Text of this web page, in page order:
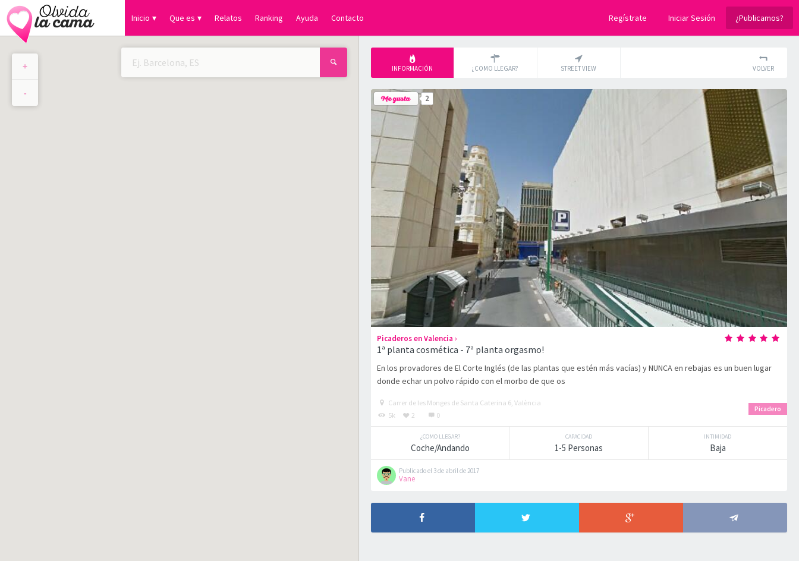
Inicio Que es Relatos Ranking Ayuda Contacto Regístrate Iniciar Sesión ¿Publicamos?
INFORMACIÓN ¿COMO LLEGAR? STREET VIEW VOLVER
2
Picaderos en Valencia ›
1ª planta cosmética - 7ª planta orgasmo!
En los provadores de El Corte Inglés (de las plantas que estén más vacías) y NUNCA en rebajas es un buen lugar
donde echar un polvo rápido con el morbo de que os
Picadero
Carrer de les Monges de Santa Caterina 6, València
5k
2 0
¿COMO LLEGAR?
Coche/Andando
CAPACIDAD
1-5 Personas
INTIMIDAD
Baja
Publicado el 3 de abril de 2017
Vane
+
-
×